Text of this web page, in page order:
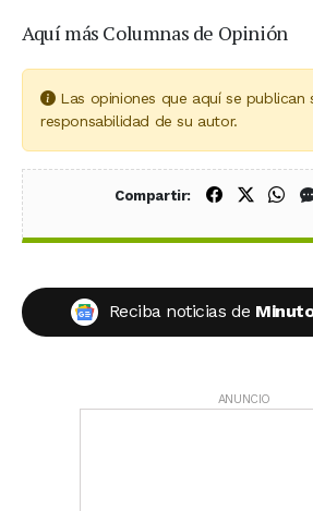
Aquí más Columnas de Opinión
Las opiniones que aquí se publican
responsabilidad de su autor.
Compartir: Compartir
Reciba noticias de
ANUNCIO